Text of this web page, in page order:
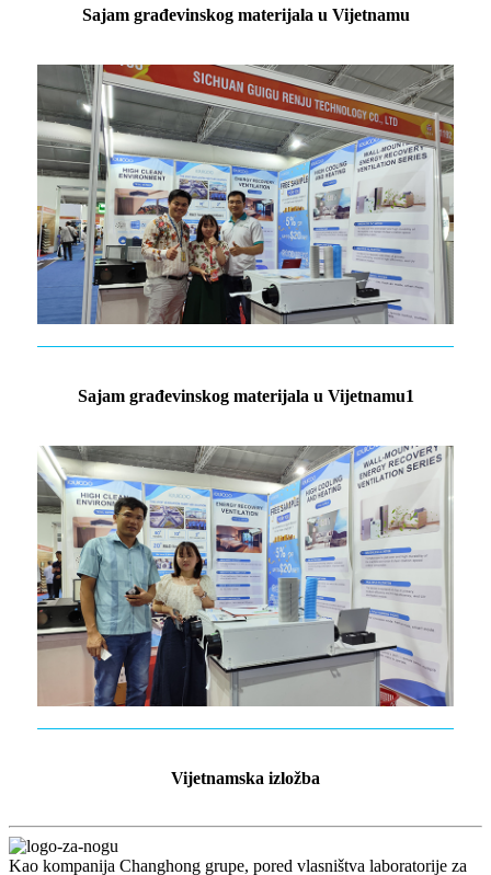
Sajam građevinskog materijala u Vijetnamu
Sajam građevinskog materijala u Vijetnamu1
Vijetnamska izložba
Kao kompanija Changhong grupe, pored vlasništva laboratorije za